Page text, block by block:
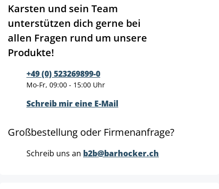
Karsten und sein Team
unterstützen dich gerne bei
allen Fragen rund um unsere
Produkte!
+49 (0) 523269899-0
Mo-Fr, 09:00 - 15:00 Uhr
Schreib mir eine E-Mail
Großbestellung oder Firmenanfrage?
Schreib uns an b2b@barhocker.ch